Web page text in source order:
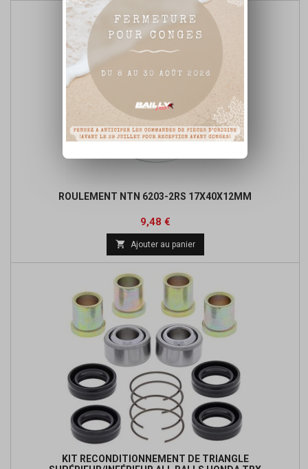
ROULEMENT NTN 6203-2RS 17X40X12MM
Prix
9,48 €Prix
base
 Ajouter au panier
KIT RECONDITIONNEMENT DE TRIANGLE